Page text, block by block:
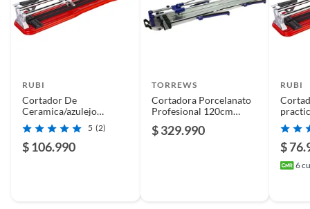
RUBI
Cortador De
Ceramica/azulejo
Practic-BL 61 (610mm)
Rubi…
5 (2)
$ 106.990
TORREWS
Cortadora Porcelanato
Profesional 120cm
$ 329.990
RUBI
$
6